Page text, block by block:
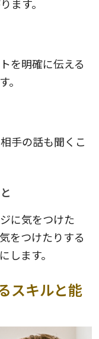
ます。
を明確に伝える
。
手の話も聞くこ
に気をつけた
をつけたりする
します。
スキルと能